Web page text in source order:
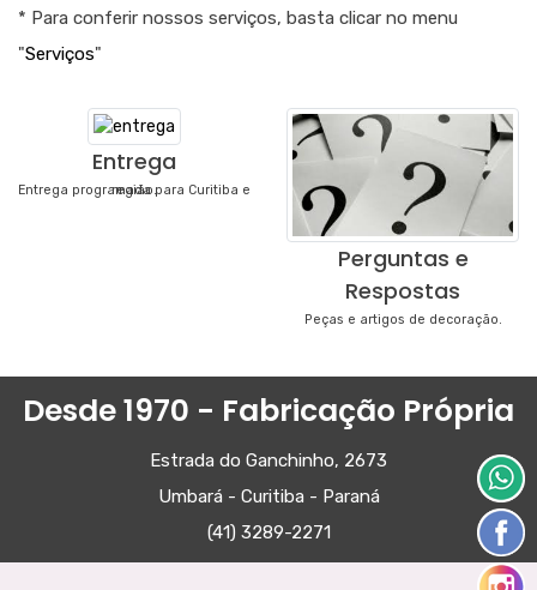
* Para conferir nossos serviços, basta clicar no menu
"Serviços"
Entrega
Entrega programada para Curitiba e região.
Perguntas e
Respostas
Peças e artigos de decoração.
Desde 1970 - Fabricação Própria
Estrada do Ganchinho, 2673
Umbará - Curitiba - Paraná
(41) 3289-2271